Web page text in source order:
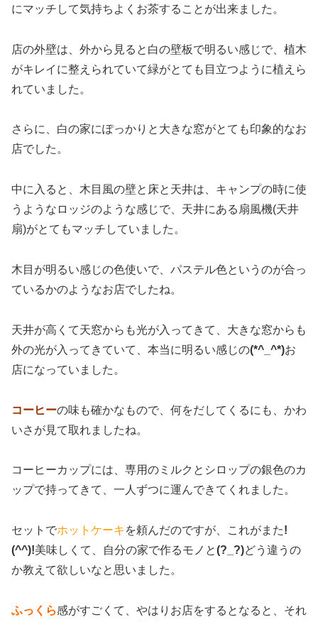
にマッチして気持ちよくお茶することが出来ました。
店の外壁は、外から見ると白の壁板で明るい感じで、植木
がキレイに整えられていて緑がとても目立つように植えら
れていました。
さらに、白の家にぽっかりと大きな窓がとても印象的なお
店でした。
中に入ると、木目風の壁と床と天井は、キャンプの時に使
うようなロッジのような感じで、天井にある扇風機(天井
扇)がとてもマッチしていました。
木目が明るい感じの色使いで、パステル色というのが合っ
ているかのようなお店でしたね。
天井が高くて天窓からも光が入ってきて、大きな窓からも
外の光が入ってきていて、本当に明るい感じの(*^_^*)お
店になっていました。
コーヒーの味も確かなもので、何をだしてくるにも、かわ
いさが見て取れましたね。
コーヒーカップには、専用のミルクとシロップの銀色のカ
ップで持ってきて、一人ずつに運んできてくれました。
セットでホットケーキ を頼んだのですが、これがまた!
(^^)!美味しくて、自分の家で作るモノと(?_?)どう違うの
か教えて欲しいなと思いました。
ふっくら感がすごくて、やはりお店をするとなると、それ